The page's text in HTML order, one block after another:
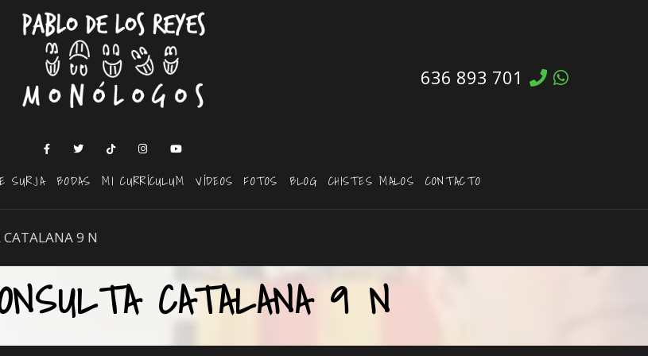
636 893 701
SURJA BODAS MI CURRÍCULUM VÍDEOS FOTOS BLOG CHISTES MALOS CONTACTO
9 N
CATALANA 9 N